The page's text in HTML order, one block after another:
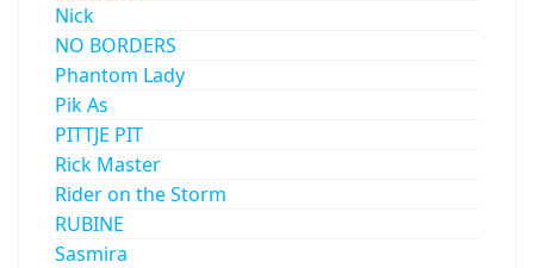
Nick
NO BORDERS
Phantom Lady
Pik As
PITTJE PIT
Rick Master
Rider on the Storm
RUBINE
Sasmira